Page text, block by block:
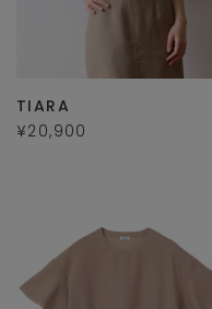
TIARA
¥20,900